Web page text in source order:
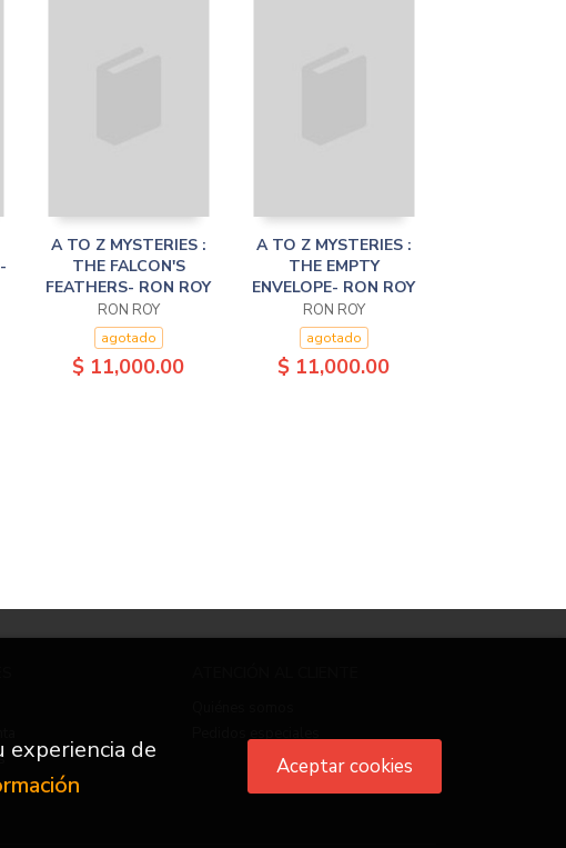
A TO Z MYSTERIES :
THE FALCON'S
FEATHERS- RON ROY
RON ROY
agotado
$ 11,000.00
A TO Z MYSTERIES :
THE EMPTY
ENVELOPE- RON ROY
RON ROY
agotado
$ 11,000.00
experiencia de
Aceptar cookies